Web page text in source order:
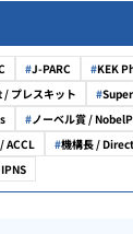
J-PARC
KEK
プレスキット
ノーベル賞 /
ACCL
機構長 /